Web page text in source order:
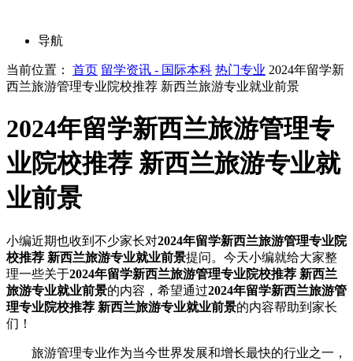
导航
当前位置： 首页 留学资讯 - 国际本科 热门专业 2024年留学新
西兰旅游管理专业院校推荐 新西兰旅游专业就业前景
2024年留学新西兰旅游管理专
业院校推荐 新西兰旅游专业就
业前景
小编近期也收到不少家长对2024年留学新西兰旅游管理专业院
校推荐 新西兰旅游专业就业前景提问。今天小编就给大家整
理一些关于2024年留学新西兰旅游管理专业院校推荐 新西兰
旅游专业就业前景的内容，希望通过2024年留学新西兰旅游管
理专业院校推荐 新西兰旅游专业就业前景的内容帮助到家长
们！
旅游管理专业作为当今世界发展和增长最快的行业之一，